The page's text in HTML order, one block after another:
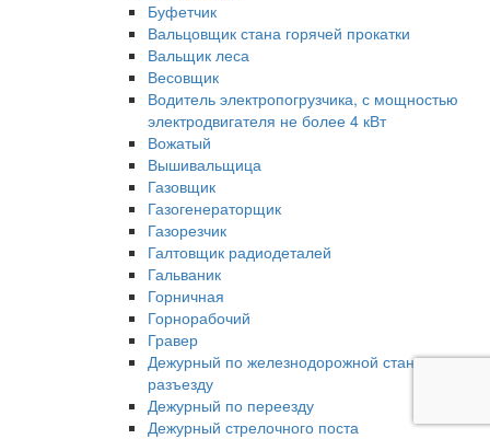
Буфетчик
Вальцовщик стана горячей прокатки
Вальщик леса
Весовщик
Водитель электропогрузчика, с мощностью
электродвигателя не более 4 кВт
Вожатый
Вышивальщица
Газовщик
Газогенераторщик
Газорезчик
Галтовщик радиодеталей
Гальваник
Горничная
Горнорабочий
Гравер
Дежурный по железнодорожной станции,
разъезду
Дежурный по переезду
Дежурный стрелочного поста